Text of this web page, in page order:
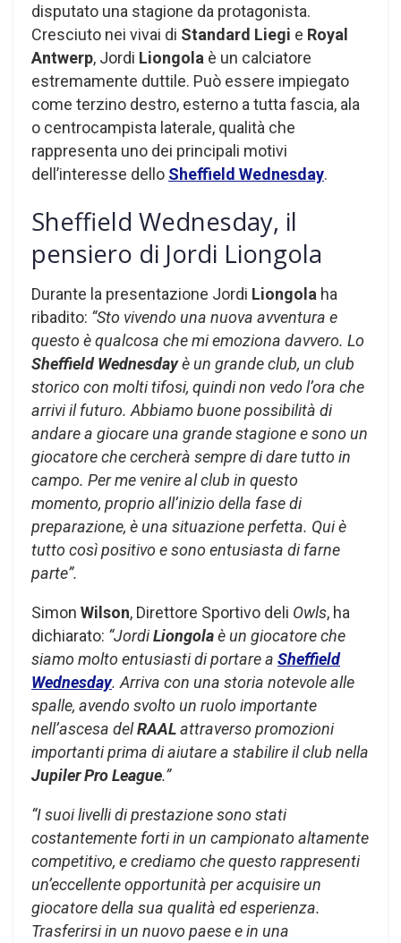
disputato una stagione da protagonista.
Cresciuto nei vivai di Standard Liegi e Royal
Antwerp, Jordi Liongola è un calciatore
estremamente duttile. Può essere impiegato
come terzino destro, esterno a tutta fascia, ala
o centrocampista laterale, qualità che
rappresenta uno dei principali motivi
dell’interesse dello Sheffield Wednesday.
Sheffield Wednesday, il
pensiero di Jordi Liongola
Durante la presentazione Jordi Liongola ha
ribadito: “Sto vivendo una nuova avventura e
questo è qualcosa che mi emoziona davvero. Lo
Sheffield Wednesdayè un grande club, un club
storico con molti tifosi, quindi non vedo l’ora che
arrivi il futuro. Abbiamo buone possibilità di
andare a giocare una grande stagione e sono un
giocatore che cercherà sempre di dare tutto in
campo. Per me venire al club in questo
momento, proprio all’inizio della fase di
preparazione, è una situazione perfetta. Qui è
tutto così positivo e sono entusiasta di farne
parte”.
Simon Wilson, Direttore Sportivo deli Owls, ha
dichiarato: “JordiLiongolaè un giocatore che
siamo molto entusiasti di portare a Sheffield
Wednesday. Arriva con una storia notevole alle
spalle, avendo svolto un ruolo importante
nell’ascesa delRAALattraverso promozioni
importanti prima di aiutare a stabilire il club nella
Jupiler Pro League.”
“I suoi livelli di prestazione sono stati
costantemente forti in un campionato altamente
competitivo, e crediamo che questo rappresenti
un’eccellente opportunità per acquisire un
giocatore della sua qualità ed esperienza.
Trasferirsi in un nuovo paese e in una